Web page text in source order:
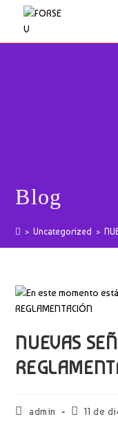
Blog
> Uncategorized >
NUEVAS
Autoradmin
11 de